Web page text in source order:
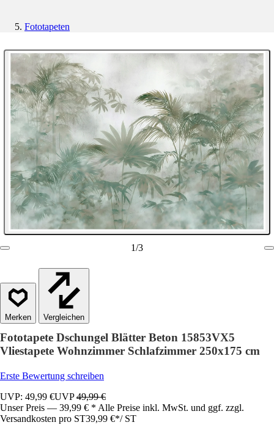
Fototapeten
1/3
Vergleichen
Fototapete Dschungel Blätter Beton 15853VX5
Vliestapete Wohnzimmer Schlafzimmer 250x175 cm
Erste Bewertung schreiben
UVP: 49,99 €UVP49,99 €
Unser Preis — 39,99 € * Alle Preise inkl. MwSt. und ggf. zzgl.
Versandkosten pro ST39,99 €*/ ST